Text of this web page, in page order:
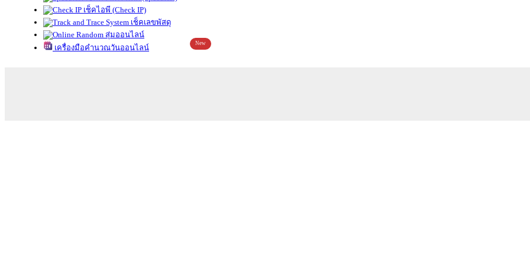
เช็คไอพี (Check IP)
เช็คเลขพัสดุ
สุ่มออนไลน์
เครื่องมือคำนวณวันออนไลน์
New